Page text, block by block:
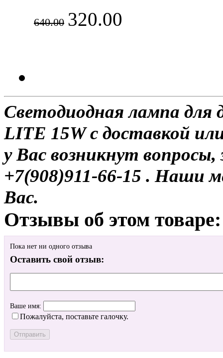
640.00 320.00
Светодиодная лампа для
LITE 15W с доставкой
у Вас возникнут
+7(908)911-66-15 . Наши
Вас.
Отзывы об этом товаре:
Пока нет ни одного отзыва
Оставить свой отзыв:
Ваше имя:
Пожалуйста, поставьте галочку.